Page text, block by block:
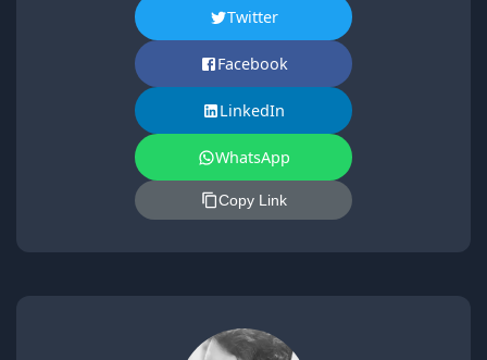
Twitter
Facebook
LinkedIn
WhatsApp
Copy Link